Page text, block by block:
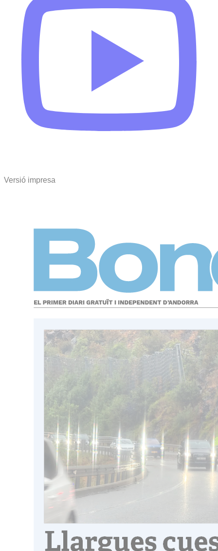
Versió impresa